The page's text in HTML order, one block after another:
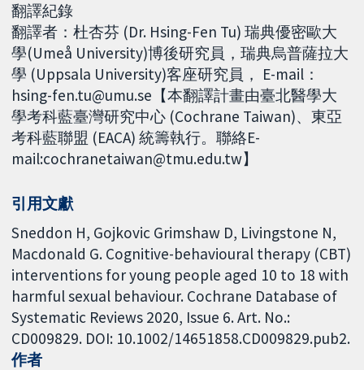
翻譯紀錄
翻譯者：杜杏芬 (Dr. Hsing-Fen Tu) 瑞典優密歐大
學(Umeå University)博後研究員，瑞典烏普薩拉大
學 (Uppsala University)客座研究員， E-mail：
hsing-fen.tu@umu.se【本翻譯計畫由臺北醫學大
學考科藍臺灣研究中心 (Cochrane Taiwan)、東亞
考科藍聯盟 (EACA) 統籌執行。聯絡E-
mail:cochranetaiwan@tmu.edu.tw】
引用文獻
Sneddon H, Gojkovic Grimshaw D, Livingstone N,
Macdonald G. Cognitive-behavioural therapy (CBT)
interventions for young people aged 10 to 18 with
harmful sexual behaviour. Cochrane Database of
Systematic Reviews 2020, Issue 6. Art. No.:
CD009829. DOI: 10.1002/14651858.CD009829.pub2.
作者